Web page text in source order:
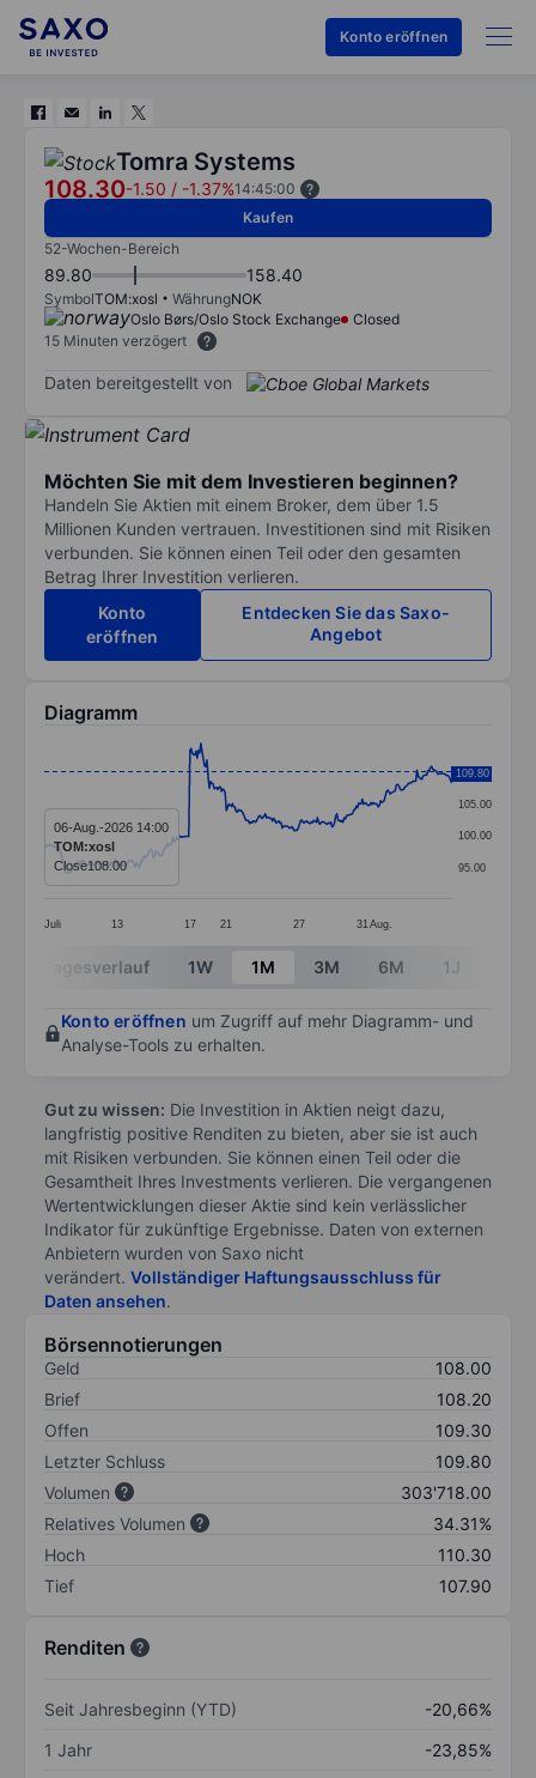
Konto eröffnen
Tomra Systems
108.30-1.50 / -1.37%14:45:00
Kaufen
52-Wochen-Bereich
89.80 158.40
SymbolTOM:xosl WährungNOK
Oslo Børs/Oslo Stock Exchange
Closed
15 Minuten verzögert
Daten bereitgestellt von
Möchten Sie mit dem Investieren beginnen?
Handeln Sie Aktien mit einem Broker, dem über 1.5
Millionen Kunden vertrauen. Investitionen sind mit Risiken
verbunden. Sie können einen Teil oder den gesamten
Betrag Ihrer Investition verlieren.
Konto
eröffnen
Entdecken Sie das Saxo-
Angebot
Diagramm
Line chart with 337 data points.
The chart has 1 X axis displaying categories.
The chart has 1 Y axis displaying values. Data ranges
Juli 13 17 21 27 31 Aug.
95.00
100.00
105.00
110.00
109.80
06-Aug.-2026 14:00
TOM:xosl
Close108.00
End of interactive chart.
Tagesverlauf 1W 1M 3M 6M 1J
Konto eröffnen um Zugriff auf mehr Diagramm- und
Analyse-Tools zu erhalten.
Gut zu wissen: Die Investition in Aktien neigt dazu,
langfristig positive Renditen zu bieten, aber sie ist auch
mit Risiken verbunden. Sie können einen Teil oder die
Gesamtheit Ihres Investments verlieren. Die vergangenen
Wertentwicklungen dieser Aktie sind kein verlässlicher
Indikator für zukünftige Ergebnisse. Daten von externen
Anbietern wurden von Saxo nicht
verändert. Vollständiger Haftungsausschluss für
Daten ansehen.
Börsennotierungen
Geld
108.00
Brief
108.20
Offen
109.30
Letzter Schluss
109.80
Volumen
303'718.00
Relatives Volumen
34.31%
Hoch
110.30
Tief
107.90
Renditen
Seit Jahresbeginn (YTD)
-20,66%
1 Jahr
-23,85%